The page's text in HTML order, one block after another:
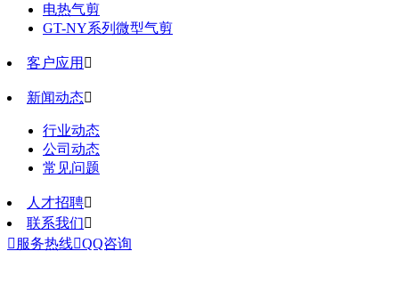
电热气剪
GT-NY系列微型气剪
客户应用 
新闻动态
行业动态
公司动态
常见问题
人才招聘
联系我们
 服务热线QQ咨询